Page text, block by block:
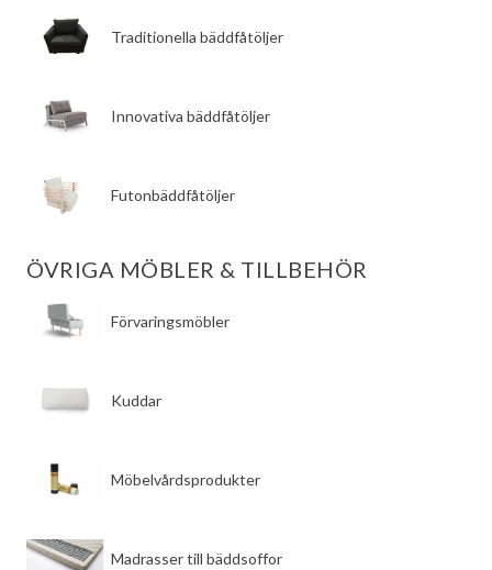
​Traditionella bäddfåtöljer
​Innovativa bäddfåtöljer
​Futonbäddfåtöljer
ÖVRIGA MÖBLER & TILLBEHÖR
​Förvaringsmöbler
​Kuddar
​Möbelvårdsprodukter
​Madrasser till bäddsoffor